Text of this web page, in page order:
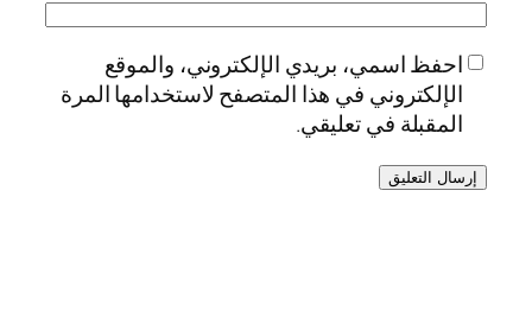
احفظ اسمي، بريدي الإلكتروني، والموقع
الإلكتروني في هذا المتصفح لاستخدامها المرة
المقبلة في تعليقي.